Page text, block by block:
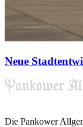
Neue
Die Pankower